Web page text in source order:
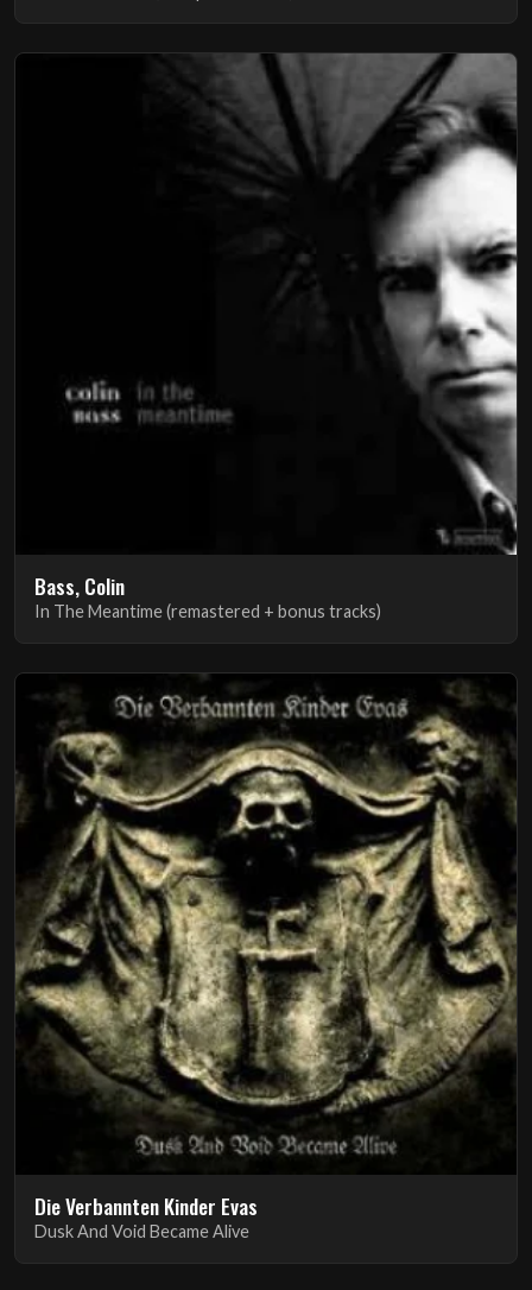
Bass, Colin
In The Meantime (remastered + bonus tracks)
Die Verbannten Kinder Evas
Dusk And Void Became Alive